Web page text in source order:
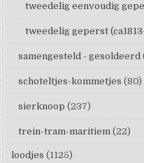
tweedelig eenvoudig
tweedelig geperst
samengesteld - gesoldeerd
schoteltjes-kommetjes (80)
sierknoop (237)
trein-tram-maritiem (22)
loodjes (1125)